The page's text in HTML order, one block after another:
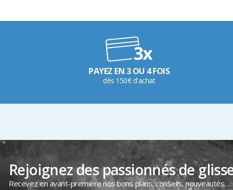
PAYEZ EN 3 OU 4 FOIS
dès 150€ d'achat
Rejoignez des passionnés de
Recevez en avant-première nos bons plans, conseils, nouveautés…